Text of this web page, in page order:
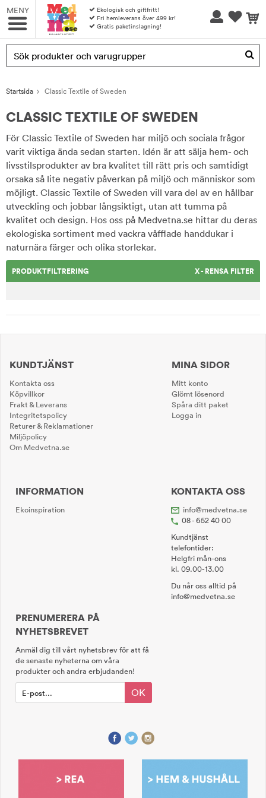
MENY
Ekologisk och giftfritt!
Fri hemleverans över 499 kr!
Gratis paketinslagning!
Produkten har blivit tillagd i varukorgen
Startsida Classic Textile of Sweden
CLASSIC TEXTILE OF SWEDEN
För Classic Textile of Sweden har miljö och sociala frågor
varit viktiga ända sedan starten. Idén är att sälja hem- och
livsstilsprodukter av bra kvalitet till rätt pris och samtidigt
orsaka så lite negativ påverkan på miljö och människor som
möjligt. Classic Textile of Sweden vill vara del av en hållbar
utveckling och jobbar långsiktigt, utan att tumma på
kvalitet och design. Hos oss på Medvetna.se hittar du deras
ekologiska sortiment med vackra våfflade handdukar i
naturnära färger och olika storlekar.
PRODUKTFILTRERING X - RENSA FILTER
KUNDTJÄNST
Kontakta oss
Köpvillkor
Frakt & Leverans
Integritetspolicy
Returer & Reklamationer
Miljöpolicy
Om Medvetna.se
MINA SIDOR
Mitt konto
Glömt lösenord
Spåra ditt paket
Logga in
INFORMATION
Ekoinspiration
KONTAKTA OSS
info@medvetna.se
08 - 652 40 00
Kundtjänst
telefontider:
Helgfri mån-ons
kl. 09.00-13.00
Du når oss alltid på
info@medvetna.se
PRENUMERERA PÅ
NYHETSBREVET
Anmäl dig till vårt nyhetsbrev för att få
de senaste nyheterna om våra
produkter och andra erbjudanden!
OK